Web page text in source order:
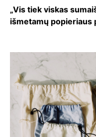
„Vis tiek viskas
išmetamų popieriaus